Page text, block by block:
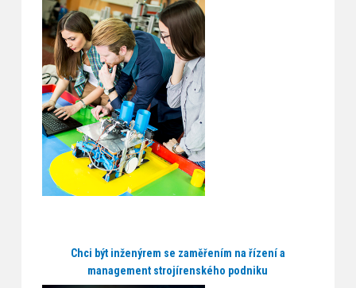
Chci být inženýrem se zaměřením na řízení a
management strojírenského podniku